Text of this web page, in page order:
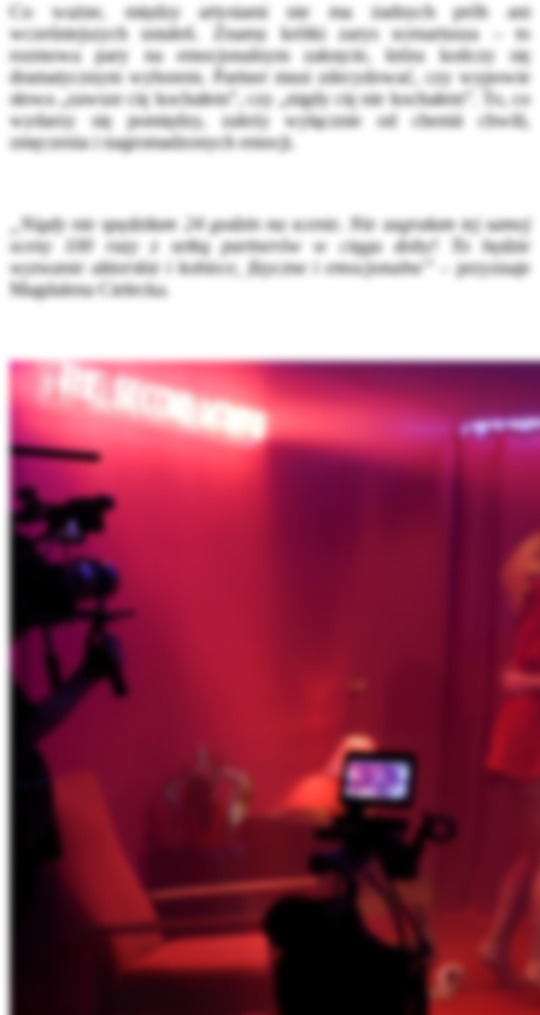
Co ważne, między artystami nie ma żadnych prób ani
wcześniejszych ustaleń.
Znamy krótki zarys scenariusza – to
rozmowa pary na emocjonalnym zakręcie, która kończy się
dramatycznym wyborem.
Partner musi zdecydować, czy wypowie
słowa „zawsze cię kochałem”, czy „nigdy cię nie kochałem”
To, co
wydarzy się pomiędzy, zależy wyłącznie od chemii chwili,
zmęczenia i nagromadzonych emocji.
„Nigdy nie spędziłam 24 godzin na scenie. Nie zagrałam tej samej
sceny 100 razy z setką partnerów w ciągu doby! To będzie
wyzwanie aktorskie i kobiece, fizyczne i emocjonalne” – przyznaje
Magdalena Cielecka.